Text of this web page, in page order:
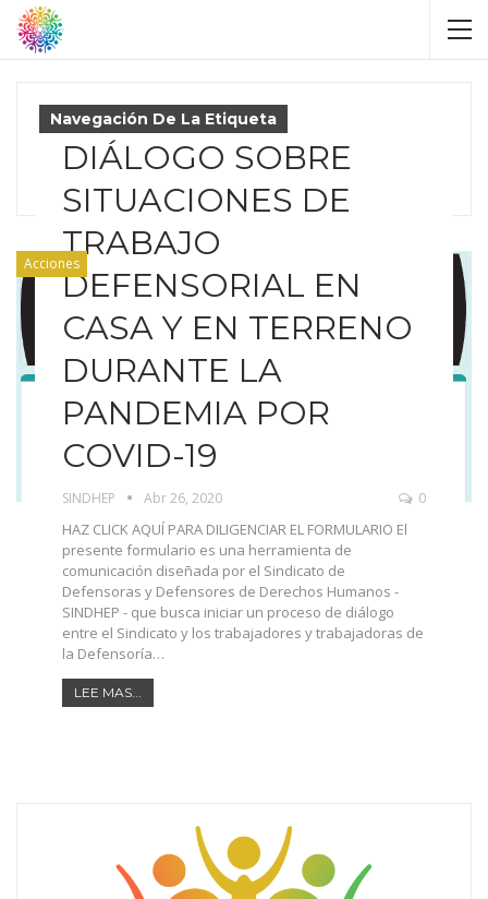
Navegación De La Etiqueta
Aislamiento
Acciones
DIÁLOGO SOBRE
SITUACIONES DE
TRABAJO
DEFENSORIAL EN
CASA Y EN TERRENO
DURANTE LA
PANDEMIA POR
COVID-19
SINDHEP Abr 26, 2020 0
HAZ CLICK AQUÍ PARA DILIGENCIAR EL FORMULARIO El
presente formulario es una herramienta de
comunicación diseñada por el Sindicato de
Defensoras y Defensores de Derechos Humanos -
SINDHEP - que busca iniciar un proceso de diálogo
entre el Sindicato y los trabajadores y trabajadoras de
la Defensoría…
LEE MAS...